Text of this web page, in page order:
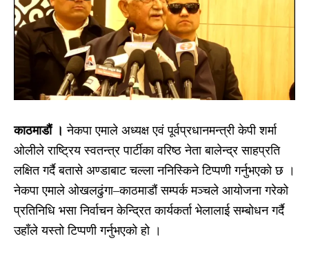
काठमाडाैं । नेकपा एमाले अध्यक्ष एवं पूर्वप्रधानमन्त्री केपी शर्मा
ओलीले राष्ट्रिय स्वतन्त्र पार्टीका वरिष्ठ नेता बालेन्द्र साहप्रति
लक्षित गर्दै बतासे अण्डाबाट चल्ला ननिस्किने टिप्पणी गर्नुभएको छ ।
नेकपा एमाले ओखलढुंगा–काठमाडौं सम्पर्क मञ्चले आयोजना गरेको
प्रतिनिधि भसा निर्वाचन केन्द्रित कार्यकर्ता भेलालाई सम्बोधन गर्दै
उहाँले यस्तो टिप्पणी गर्नुभएको हो ।